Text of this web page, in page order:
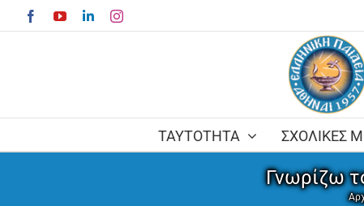
Skip
to
FacebookYouTubeLinkedInInstagram
ΤΑΥΤΟΤΗΤΑ ΣΧΟΛΙΚΕΣ
Γνωρίζω